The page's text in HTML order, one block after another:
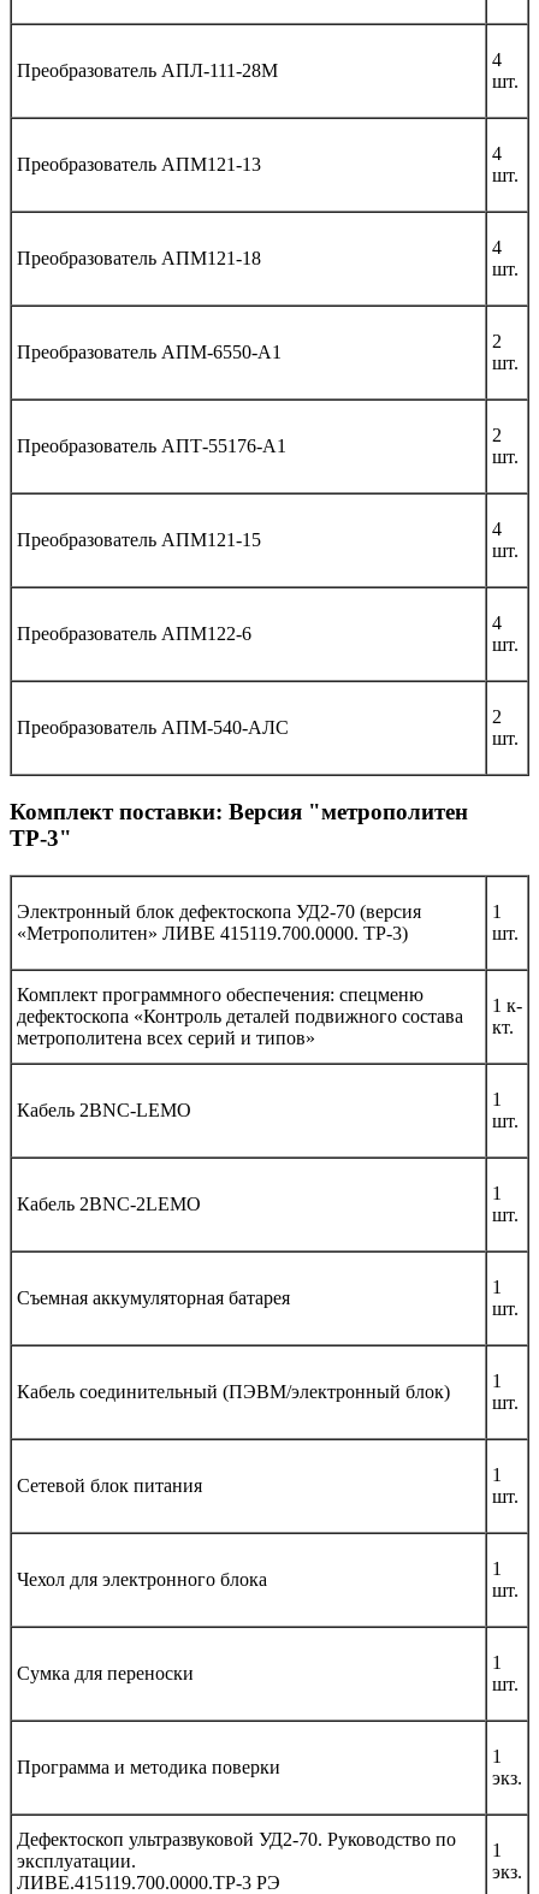
Преобразователь АПЛ-111-28М
4
шт.
Преобразователь АПМ121-13
4
шт.
Преобразователь АПМ121-18
4
шт.
Преобразователь АПМ-6550-А1
2
шт.
Преобразователь АПТ-55176-А1
2
шт.
Преобразователь АПМ121-15
4
шт.
Преобразователь АПМ122-6
4
шт.
Преобразователь АПМ-540-АЛС
2
шт.
Комплект поставки: Версия "метрополитен
ТР-3"
Электронный блок дефектоскопа УД2-70 (версия
«Метрополитен» ЛИВЕ 415119.700.0000. ТР-3)
1
шт.
Комплект программного обеспечения: спецменю
дефектоскопа «Контроль деталей подвижного состава
метрополитена всех серий и типов»
1 к-
кт.
Кабель 2BNC-LEMO
1
шт.
Кабель 2BNC-2LEMO
1
шт.
Съемная аккумуляторная батарея
1
шт.
Кабель соединительный (ПЭВМ/электронный блок)
1
шт.
Сетевой блок питания
1
шт.
Чехол для электронного блока
1
шт.
Сумка для переноски
1
шт.
Программа и методика поверки
1
экз.
Дефектоскоп ультразвуковой УД2-70. Руководство по
эксплуатации.
ЛИВЕ.415119.700.0000.ТР-3 РЭ
1
экз.